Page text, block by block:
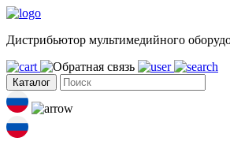
Дистрибьютор мультимедийного
Каталог